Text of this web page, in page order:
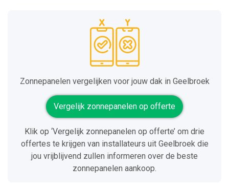
Zonnepanelen vergelijken voor jouw dak in Geelbroek
Vergelijk zonnepanelen op offerte
Klik op ‘Vergelijk zonnepanelen op offerte’ om drie
offertes te krijgen van installateurs uit Geelbroek die
jou vrijblijvend zullen informeren over de beste
zonnepanelen aankoop.